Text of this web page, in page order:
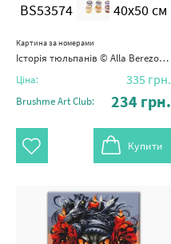
BS53574 40x50 см
Картина за номерами
Історія тюльпанів © Alla Berezovska
Ціна: 335 грн.
Brushme Art Club: 234 грн.
Купити